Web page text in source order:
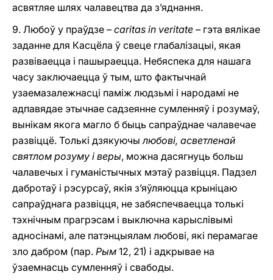
асвятляе шлях чалавецтва да з’яднання.
9. Любоў у праўдзе – caritas in veritate – гэта вялікае
заданне для Касцёла ў свеце глабалізацыі, якая
развіваецца і пашыраецца. Небяспека для нашага
часу заключаецца ў тым, што фактычнай
узаемазалежнасці паміж людзьмі і народамі не
адпавядае этычнае садзеянне сумленняў i розумаў,
вынікам якога магло б быць сапраўднае чалавечае
развіццё. Толькі дзякуючылюбові, асветленай
святлом розуму i веры, можна дасягнуць больш
чалавечых і гуманістычных мэтаў развіцця. Падзел
дабротаў i рэсурсаў, якія з’яўляюцца крыніцаю
сапраўднага развіцця, не забяспечваецца толькі
тэхнічным прагрэсам i выключна карыслівымі
адносінамі, але патэнцыялам любові, які перамагае
зло дабром (пар. Рым 12, 21) i адкрывае на
ўзаемнасць сумленняў i свабоды.